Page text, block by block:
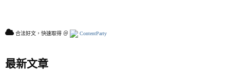
合法好文，快速取得 ＠ ContentParty
最新文章